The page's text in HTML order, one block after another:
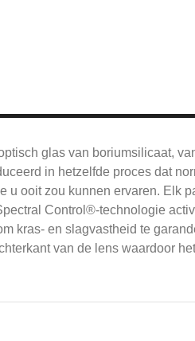
glas van boriumsilicaat,
in hetzelfde proces dat
u ooit zou kunnen ervaren. Elk
Control®-technologie
kras- en slagvastheid te
van de lens waardoor